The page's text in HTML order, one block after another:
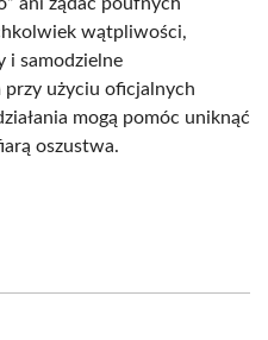
wątpliwości,
i samodzielne
użyciu oficjalnych
mogą pomóc uniknąć
oszustwa.